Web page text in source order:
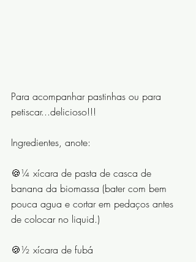
Para acompanhar pastinhas ou para
petiscar...delicioso!!!
Ingredientes, anote:
🍪¼ xícara de pasta de casca de
banana da biomassa (bater com bem
pouca agua e cortar em pedaços antes
de colocar no liquid.)
🍪½ xícara de fubá